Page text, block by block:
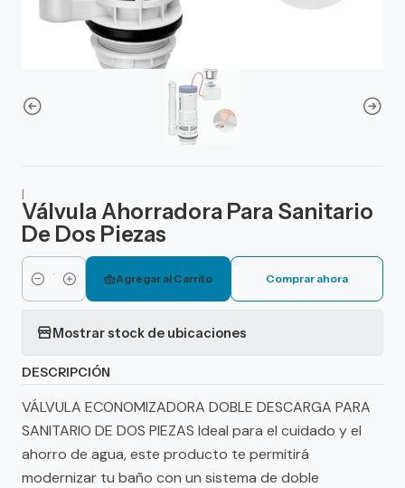
|
Válvula Ahorradora Para Sanitario
De Dos Piezas
Cantidad
Agregar al Carrito Comprar ahora
Mostrar stock de ubicaciones
DESCRIPCIÓN
VÁLVULA ECONOMIZADORA DOBLE DESCARGA PARA
SANITARIO DE DOS PIEZAS Ideal para el cuidado y el
ahorro de agua, este producto te permitirá
modernizar tu baño con un sistema de doble